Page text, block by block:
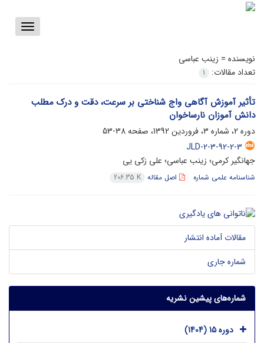
Toggle
نویسنده = زینب عباسی
تعداد مقالات:
1
تأثیر آموزش آگاهی واج شناختی بر سرعت، دقت و درک مطلب
دانش آموزان نارساخوان
دوره 2، شماره 3، فروردین 1392، صفحه
38-53
JLD-2-3-92-2-3
جهانگیر کرمی؛ زینب عباسی؛ علی زکی یی
شناسنامه علمی شماره اصل مقاله 206.35 K
مقالات آماده انتشار
شماره جاری
شماره‌های پیشین نشریه
دوره 15 (1404)